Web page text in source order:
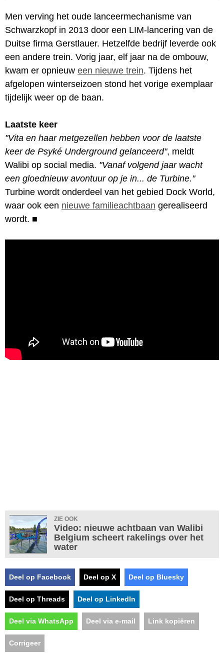
Men verving het oude lanceermechanisme van
Schwarzkopf in 2013 door een LIM-lancering van de
Duitse firma Gerstlauer. Hetzelfde bedrijf leverde ook
een andere trein. Vorig jaar, elf jaar na de ombouw,
kwam er opnieuw een nieuwe trein. Tijdens het
afgelopen winterseizoen stond het vorige exemplaar
tijdelijk weer op de baan.
Laatste keer
"Vita en haar metgezellen hebben voor de laatste
keer de Psyké Underground gelanceerd", meldt
Walibi op social media. "Vanaf volgend jaar wacht
een gloednieuw avontuur op je in... de Turbine."
Turbine wordt onderdeel van het gebied Dock World,
waar ook een nieuwe familieachtbaan gerealiseerd
wordt. ■
ZIE OOK
Video: nieuwe achtbaan van Walibi
Belgium scheert rakelings over het
water
Deel op Facebook Deel op X Deel op Bluesky
Deel op Threads Deel op LinkedIn
Deel via WhatsApp Deel via e-mail Link kopiëren
Corrigeer